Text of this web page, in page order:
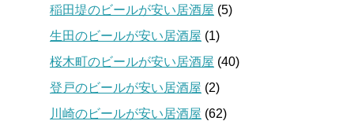
稲田堤のビールが安い居酒屋 (5)
生田のビールが安い居酒屋 (1)
桜木町のビールが安い居酒屋 (40)
登戸のビールが安い居酒屋 (2)
川崎のビールが安い居酒屋 (62)